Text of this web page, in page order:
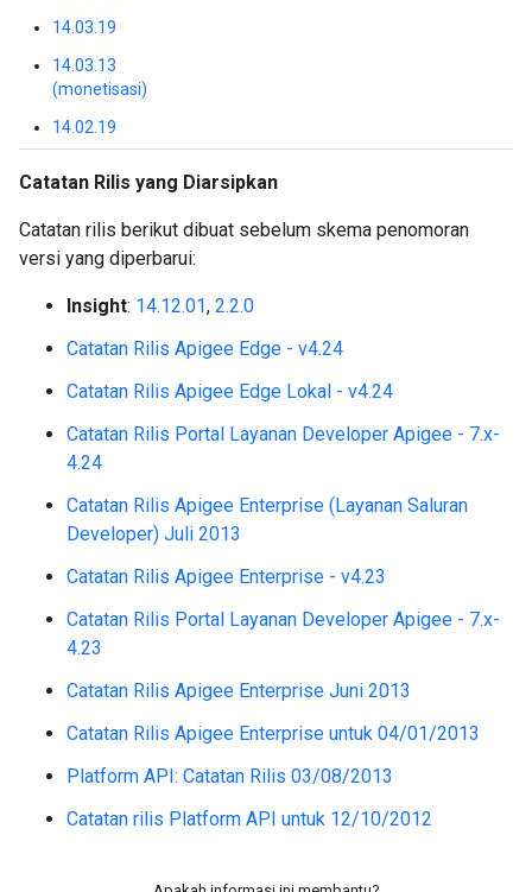
14.03.19
14.03.13
(monetisasi)
14.02.19
Catatan Rilis yang Diarsipkan
Catatan rilis berikut dibuat sebelum skema penomoran
versi yang diperbarui:
Insight: 14.12.01, 2.2.0
Catatan Rilis Apigee Edge - v4.24
Catatan Rilis Apigee Edge Lokal - v4.24
Catatan Rilis Portal Layanan Developer Apigee - 7.x-
4.24
Catatan Rilis Apigee Enterprise (Layanan Saluran
Developer) Juli 2013
Catatan Rilis Apigee Enterprise - v4.23
Catatan Rilis Portal Layanan Developer Apigee - 7.x-
4.23
Catatan Rilis Apigee Enterprise Juni 2013
Catatan Rilis Apigee Enterprise untuk 04/01/2013
Platform API: Catatan Rilis 03/08/2013
Catatan rilis Platform API untuk 12/10/2012